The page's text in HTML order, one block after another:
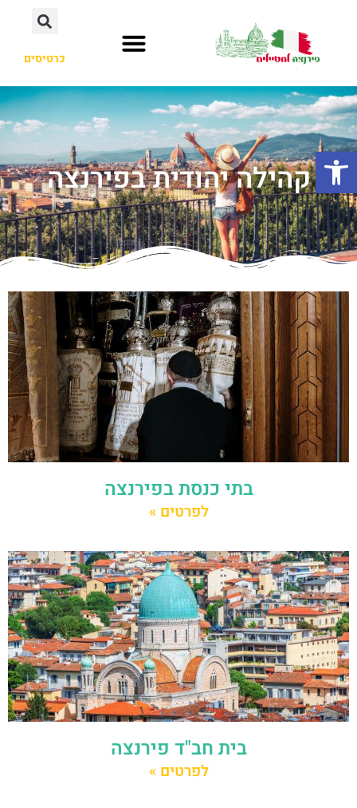
כרטיסים
קהילה יהודית בפירנצה
בתי כנסת בפירנצה
לפרטים »
בית חב"ד פירנצה
לפרטים »
פתח סרגל נגישות